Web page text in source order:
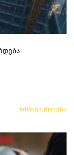
უძრავი ქონება